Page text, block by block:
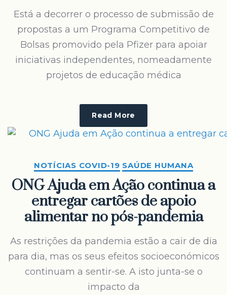
Está a decorrer o processo de submissão de
propostas a um Programa Competitivo de
Bolsas promovido pela Pfizer para apoiar
iniciativas independentes, nomeadamente
projetos de educação médica
Read More
NOTÍCIAS COVID-19 SAÚDE HUMANA
ONG Ajuda em Ação continua a
entregar cartões de apoio
alimentar no pós-pandemia
As restrições da pandemia estão a cair de dia
para dia, mas os seus efeitos socioeconómicos
continuam a sentir-se. A isto junta-se o
impacto da